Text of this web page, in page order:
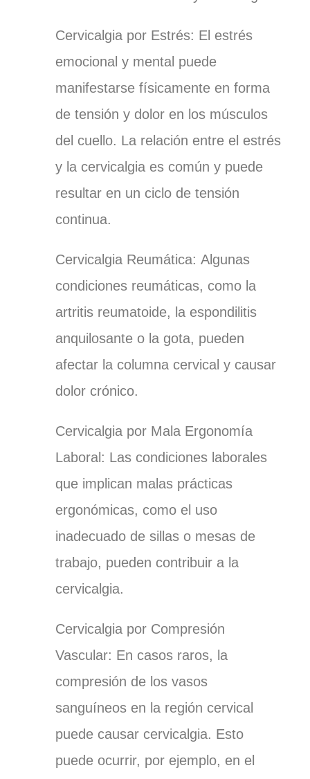
Cervicalgia por Estrés: El estrés
emocional y mental puede
manifestarse físicamente en forma
de tensión y dolor en los músculos
del cuello. La relación entre el estrés
y la cervicalgia es común y puede
resultar en un ciclo de tensión
continua.
Cervicalgia Reumática: Algunas
condiciones reumáticas, como la
artritis reumatoide, la espondilitis
anquilosante o la gota, pueden
afectar la columna cervical y causar
dolor crónico.
Cervicalgia por Mala Ergonomía
Laboral: Las condiciones laborales
que implican malas prácticas
ergonómicas, como el uso
inadecuado de sillas o mesas de
trabajo, pueden contribuir a la
cervicalgia.
Cervicalgia por Compresión
Vascular: En casos raros, la
compresión de los vasos
sanguíneos en la región cervical
puede causar cervicalgia. Esto
puede ocurrir, por ejemplo, en el